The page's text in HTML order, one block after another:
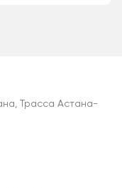
Трасса Астана-